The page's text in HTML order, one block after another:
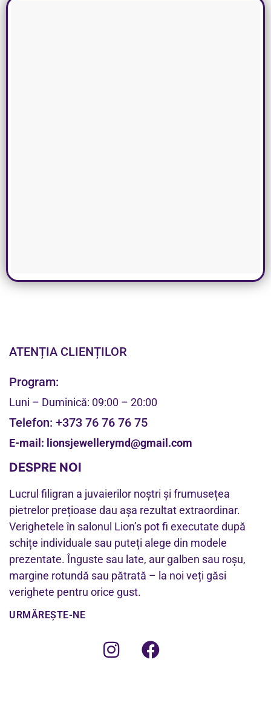
ATENȚIA CLIENȚILOR
Program:
Luni – Duminică: 09:00 – 20:00
Telefon: +373 76 76 76 75
E-mail: lionsjewellerymd@gmail.com
DESPRE NOI
Lucrul filigran a juvaierilor noștri și frumusețea
pietrelor prețioase dau așa rezultat extraordinar.
Verighetele în salonul Lion’s pot fi executate după
schițe individuale sau puteți alege din modele
prezentate. Înguste sau late, aur galben sau roșu,
margine rotundă sau pătrată – la noi veți găsi
verighete pentru orice gust.
URMĂREȘTE-NE